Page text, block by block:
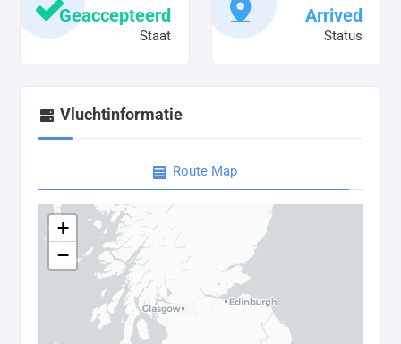
Geaccepteerd
Staat
Arrived
Status
Vluchtinformatie
Route Map
+
−